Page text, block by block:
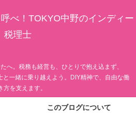
べ！TOKYO中野のインディー
税理士
へ。税務も経営も、ひとりで抱え込まず、
と一緒に乗り越えよう。DIY精神で、自由な働
方を支えます。
このブログについて